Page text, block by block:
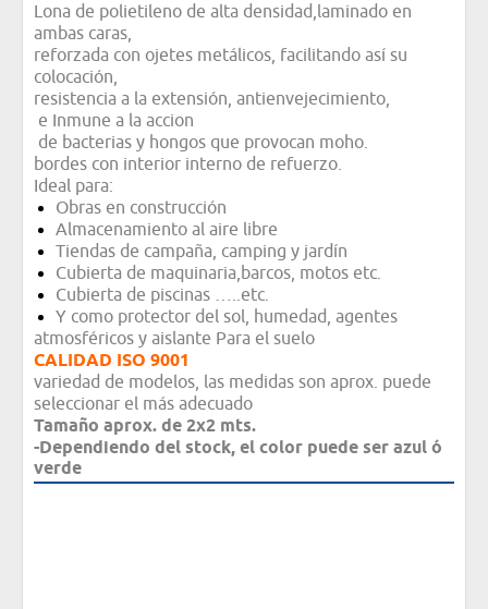
Lona de polietileno de alta densidad,laminado en
ambas caras,
reforzada con ojetes metálicos, facilitando así su
colocación,
resistencia a la extensión, antienvejecimiento,
e Inmune a la accion
de bacterias y hongos que provocan moho.
bordes con interior interno de refuerzo.
Ideal para:
Obras en construcción
Almacenamiento al aire libre
Tiendas de campaña, camping y jardín
Cubierta de maquinaria,barcos, motos etc.
Cubierta de piscinas …..etc.
Y como protector del sol, humedad, agentes
atmosféricos y aislante Para el suelo
CALIDAD ISO 9001
variedad de modelos, las medidas son aprox. puede
seleccionar el más adecuado
Tamaño aprox. de 2x2 mts.
-Dependiendo del stock, el color puede ser azul ó
verde